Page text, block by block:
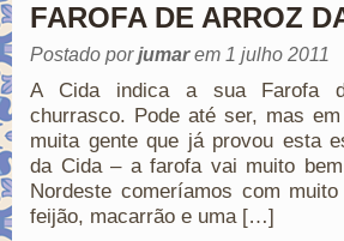
FAROFA DE ARROZ
Postado porjumarem 1 julho 2011
A Cida indica a sua Farofa
churrasco. Pode até ser, mas
muita gente que já provou esta
da Cida – a farofa vai muito
Nordeste comeríamos com
feijão, macarrão e uma […]